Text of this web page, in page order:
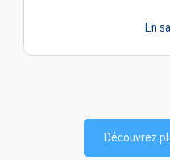
En
Découvrez